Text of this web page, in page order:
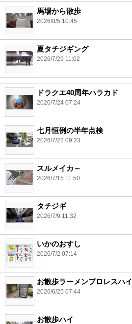
馬場から散歩
2026/8/5 10:45
夏タチジギング
2026/7/29 11:02
ドラクエ40周年ハラカド
2026/7/24 07:24
七月恒例の半年点検
2026/7/22 09:23
スルメイカ～
2026/7/15 11:50
タチジギ
2026/7/9 11:32
いかのおすし
2026/7/2 07:14
お散歩ラーメンプロレスハイ
2026/6/25 07:44
お散歩ハイ